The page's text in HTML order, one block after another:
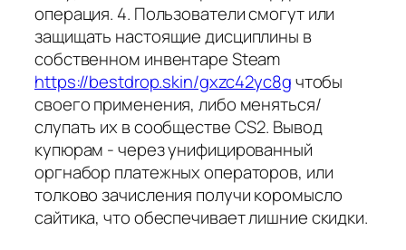
операция. 4. Пользователи смогут или
защищать настоящие дисциплины в
собственном инвентаре Steam
https://bestdrop.skin/gxzc42yc8gчтобы
своего применения, либо меняться/
слупать их в сообществе CS2. Вывод
купюрам - через унифицированный
оргнабор платежных операторов, или
толково зачисления получи коромысло
сайтика, что обеспечивает лишние скидки.